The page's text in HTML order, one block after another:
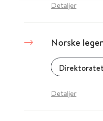
Detaljer
Norske
Detaljer